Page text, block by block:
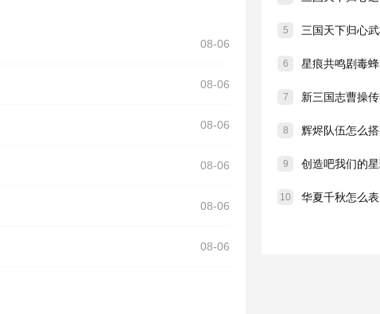
5
6
7
8 辉烬队伍怎么
9
10 华夏千秋怎么
08-06
08-06
08-06
08-06
08-06
08-06